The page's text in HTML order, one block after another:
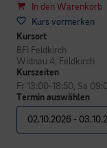
In den Warenkorb
Kurs vormerken
Kursort
BFI Feldkirch
Widnau 4, Feldkirch
Termin auswählen
Kurszeiten
Fr 13:00-18:50, Sa